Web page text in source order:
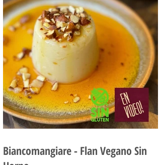
Biancomangiare - Flan Vegano Sin